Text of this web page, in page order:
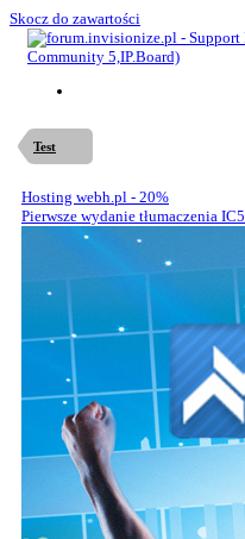
Skocz do zawartości
Test
Hosting webh.pl - 20%
Pierwsze wydanie tłumaczenia IC5